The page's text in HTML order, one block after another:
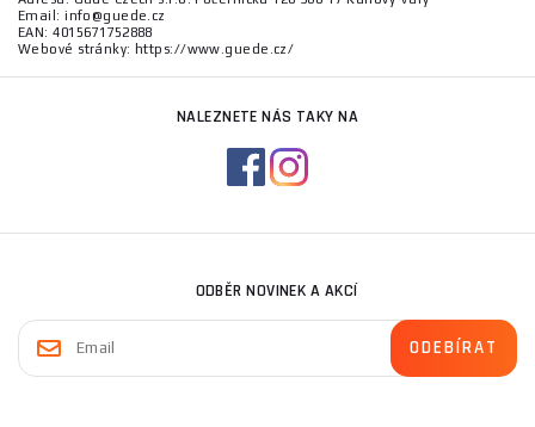
Email: info@guede.cz
EAN: 4015671752888
Webové stránky: https://www.guede.cz/
NALEZNETE NÁS TAKY NA
ODBĚR NOVINEK A AKCÍ